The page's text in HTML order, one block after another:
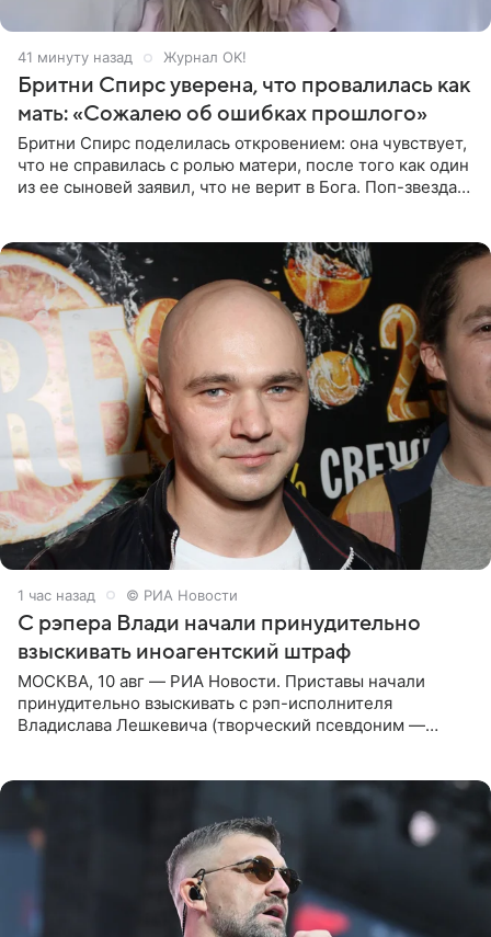
41 минуту назад Журнал OK!
Бритни Спирс уверена, что провалилась как
мать: «Сожалею об ошибках прошлого»
Бритни Спирс поделилась откровением: она чувствует,
что не справилась с ролью матери, после того как один
из ее сыновей заявил, что не верит в Бога. Поп-звезда
1 час назад © РИА Новости
С рэпера Влади начали принудительно
взыскивать иноагентский штраф
МОСКВА, 10 авг — РИА Новости. Приставы начали
принудительно взыскивать с рэп-исполнителя
Владислава Лешкевича (творческий псевдоним —